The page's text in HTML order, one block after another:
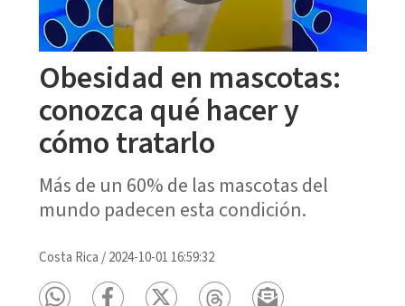
Obesidad en mascotas:
conozca qué hacer y
cómo tratarlo
Más de un 60% de las mascotas del
mundo padecen esta condición.
Costa Rica /2024-10-01 16:59:32